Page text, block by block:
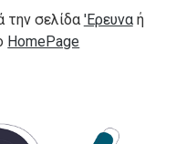
την σελίδα 'Ερευναή
HomePage